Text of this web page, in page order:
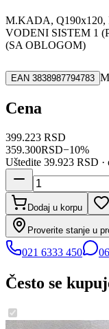
M.KADA,
VODENI SISTEM 1
(SA OBLOGOM)
EAN 3838987794783
Cena
399.223 RSD
359.300RSD−10%
Uštedite 39.923 RSD
Dodaj u korpu
Proverite stanje u
021 6333 450
Često se